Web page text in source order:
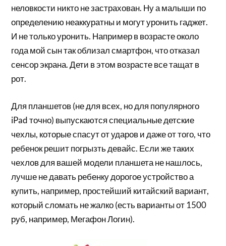
неловкости никто не застрахован. Ну а малыши по
определению неаккуратны и могут уронить гаджет.
И не только уронить. Например в возрасте около
года мой сын так облизал смартфон, что отказал
сенсор экрана. Дети в этом возрасте все тащат в
рот.
Для планшетов (не для всех, но для популярного
iPad точно) выпускаются специальные детские
чехлы, которые спасут от ударов и даже от того, что
ребенок решит погрызть девайс. Если же таких
чехлов для вашей модели планшета не нашлось,
лучше не давать ребенку дорогое устройство а
купить, например, простейший китайский вариант,
который сломать не жалко (есть варианты от 1500
руб, например, Мегафон Логин).